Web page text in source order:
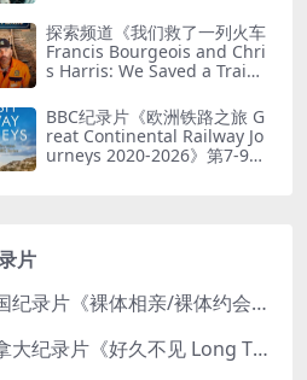
清/2160P/MKV/62.1G 长寿的
秘诀
探索频道《我们救了一列火车
Francis Bourgeois and Chri
s Harris: We Saved a Train
双字 无水印纯净版 1080P/M
KV/19.6G 火车修复
BBC纪录片《欧洲铁路之旅 G
reat Continental Railway Jo
urneys 2020-2026》第7-9季
片
美国纪录片《裸体相亲/裸体约会 Dating Naked 2014-2016》第1-3季全33集 英语中英双字 无水印纯净版 1080P/MKV/85.6G 裸体相亲真人秀
加拿大纪录片《好久不见 Long Time Comin 1993》英语中英双字 官方纯净版 1080P/MKV/1G 女同性艺术家